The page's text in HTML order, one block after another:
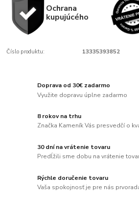
Ochrana
kupujúcého
Číslo produktu: 13335393852
Doprava od 30€ zadarmo
Využite dopravu úplne zadarmo
8 rokov na trhu
Značka Kameník Vás presvedčí o
30 dní na vrátenie tovaru
Predĺžili sme dobu na vrátenie
Rýchle doručenie tovaru
Vaša spokojnosť je pre nás